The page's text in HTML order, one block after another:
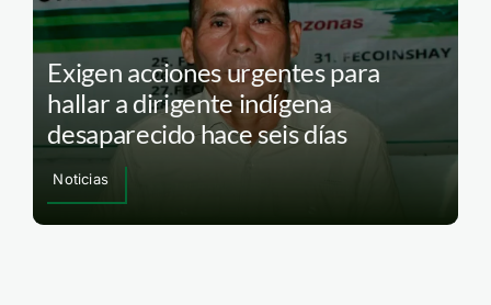
Exigen acciones urgentes para
hallar a dirigente indígena
desaparecido hace seis días
Noticias